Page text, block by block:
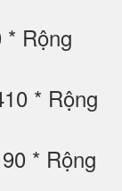
Rộng
* Rộng
* Rộng